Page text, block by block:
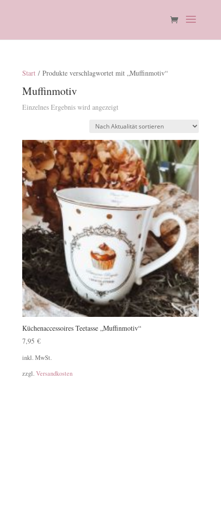
Start/ Produkte verschlagwortet mit „Muffinmotiv“
Muffinmotiv
Einzelnes Ergebnis wird angezeigt
Küchenaccessoires Teetasse „Muffinmotiv“
7,95 €
inkl. MwSt.
zzgl. Versandkosten